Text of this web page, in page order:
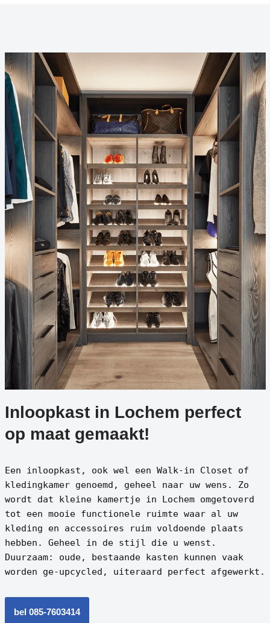
Inloopkast in Lochem perfect
op maat gemaakt!
Een inloopkast, ook wel een Walk-in Closet of
kledingkamer genoemd, geheel naar uw wens. Zo
wordt dat kleine kamertje in Lochem omgetoverd
tot een mooie functionele ruimte waar al uw
kleding en accessoires ruim voldoende plaats
hebben. Geheel in de stijl die u wenst.
Duurzaam: oude, bestaande kasten kunnen vaak
worden ge-upcycled, uiteraard perfect afgewerkt.
bel 085-7603414